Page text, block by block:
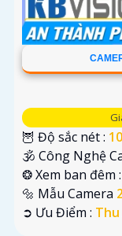
🦉 Độ sắc nét :
🕉️ Công Nghệ
❂ Xem ban đêm :
🔩 Mẫu Camera
️➲ Ưu Điểm : Thu